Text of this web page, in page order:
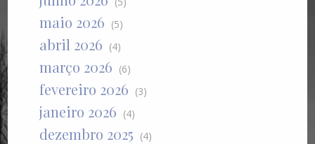
maio 2026 (5)
abril 2026 (4)
março 2026 (6)
fevereiro 2026 (3)
janeiro 2026 (4)
dezembro 2025 (4)